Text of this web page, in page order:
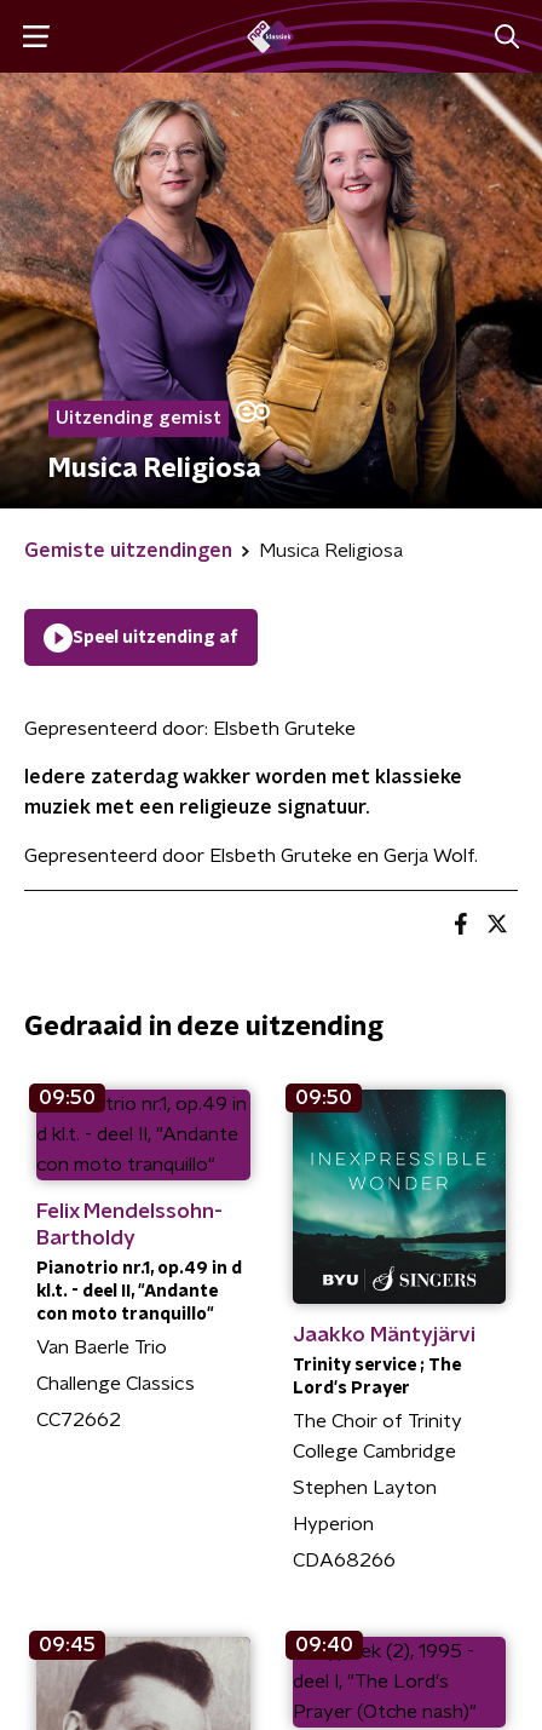
Uitzending gemist
Musica Religiosa
Gemiste uitzendingen Musica Religiosa
Speel uitzending af
Gepresenteerd door: Elsbeth Gruteke
Iedere zaterdag wakker worden met klassieke
muziek met een religieuze signatuur.
Gepresenteerd door Elsbeth Gruteke en Gerja Wolf.
Gedraaid in deze uitzending
09:50
Felix Mendelssohn-
Bartholdy
Pianotrio nr.1, op.49 in d
kl.t. - deel II, "Andante
con moto tranquillo"
Van Baerle Trio
Challenge Classics
CC72662
09:50
Jaakko Mäntyjärvi
Trinity service ; The
Lord's Prayer
The Choir of Trinity
College Cambridge
Stephen Layton
Hyperion
CDA68266
09:45 09:40